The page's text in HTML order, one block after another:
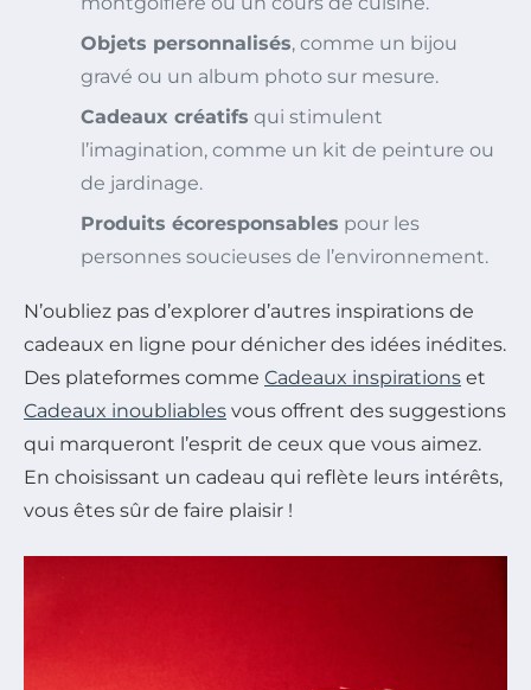
Objets personnalisés, comme un bijou
gravé ou un album photo sur mesure.
Cadeaux créatifs qui stimulent
l’imagination, comme un kit de peinture ou
de jardinage.
Produits écoresponsables pour les
personnes soucieuses de l’environnement.
N’oubliez pas d’explorer d’autres inspirations de
cadeaux en ligne pour dénicher des idées inédites.
Des plateformes comme Cadeaux inspirations et
Cadeaux inoubliables vous offrent des suggestions
qui marqueront l’esprit de ceux que vous aimez.
En choisissant un cadeau qui reflète leurs intérêts,
vous êtes sûr de faire plaisir !